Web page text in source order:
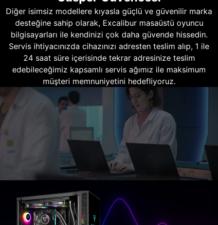
Diğer isimsiz modellere kıyasla güçlü ve güvenilir marka
desteğine sahip olarak, Excalibur masaüstü oyuncu
bilgisayarları ile kendinizi çok daha güvende hissedin.
Servis ihtiyacınızda cihazınızı adresten teslim alıp, 1 ile
24 saat süre içerisinde tekrar adresinize teslim
edebileceğimiz kapsamlı servis ağımız ile maksimum
müşteri memnuniyetini hedefliyoruz.